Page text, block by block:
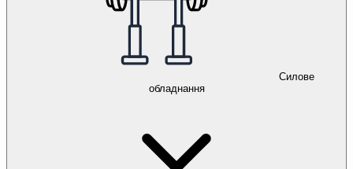
Силове
обладнання